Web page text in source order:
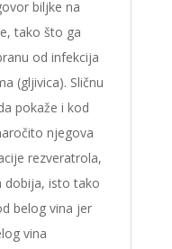
biljke na
tako što ga
od infekcija
(gljivica). Sličnu
pokaže i kod
njegova
rezveratrola,
dobija, isto tako
belog vina jer
vina